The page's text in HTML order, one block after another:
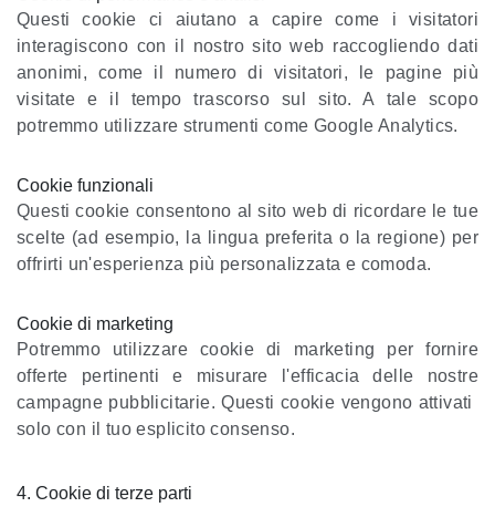
Questi cookie ci aiutano a capire come i visitatori
interagiscono con il nostro sito web raccogliendo dati
anonimi, come il numero di visitatori, le pagine più
visitate e il tempo trascorso sul sito. A tale scopo
potremmo utilizzare strumenti come Google Analytics.
Cookie funzionali
Questi cookie consentono al sito web di ricordare le tue
scelte (ad esempio, la lingua preferita o la regione) per
offrirti un'esperienza più personalizzata e comoda.
Cookie di marketing
Potremmo utilizzare cookie di marketing per fornire
offerte pertinenti e misurare l'efficacia delle nostre
campagne pubblicitarie. Questi cookie vengono attivati ​​
solo con il tuo esplicito consenso.
4. Cookie di terze parti